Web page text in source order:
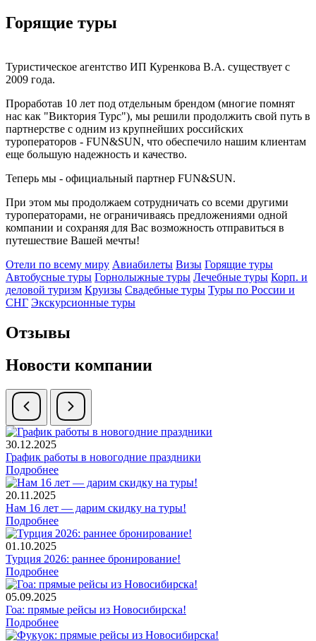
Горящие туры
Туристическое агентство ИП Куренкова В.А. существует с
2009 года.
Проработав 10 лет под отдельным брендом (многие помнят
нас как "Виктория Турс"), мы решили продолжить свой путь в
партнерстве с одним из крупнейших российских
туроператоров - FUN&SUN, что обеспечило нашим клиентам
еще большую надежность и качество.
Теперь мы - официальный партнер FUN&SUN.
При этом мы продолжаем сотрудничать со всеми другими
туроператорами, не ограничиваясь предложениями одной
компании и сохраняя для Вас возможность отправиться в
путешествие Вашей мечты!
Отели по всему миру Авиабилеты Визы Горящие туры
Автобусные туры Горнолыжные туры Лечебные туры Корп. и
деловой туризм Круизы Свадебные туры Туры по России и
СНГ Экскурсионные туры
Отзывы
Новости компании
30.12.2025
График работы в новогодние праздники
Подробнее
20.11.2025
Нам 16 лет — дарим скидку на туры!
Подробнее
01.10.2025
Турция 2026: раннее бронирование!
Подробнее
05.09.2025
Гоа: прямые рейсы из Новосибирска!
Подробнее